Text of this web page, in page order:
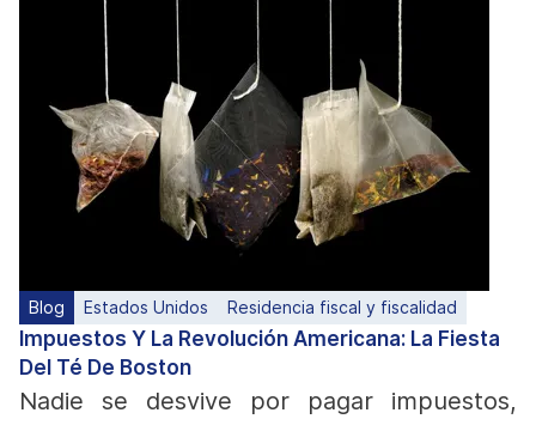
Blog Estados Unidos Residencia fiscal y fiscalidad
Impuestos Y La Revolución Americana: La Fiesta
Del Té De Boston
Nadie se desvive por pagar impuestos,